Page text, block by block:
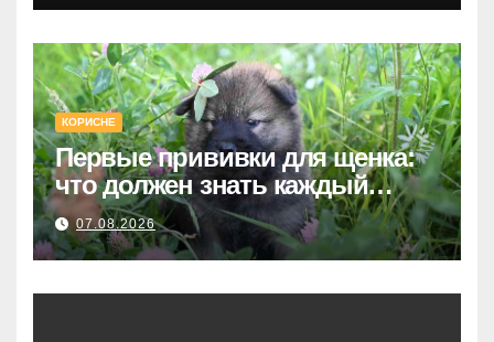
КОРИСНЕ
Первые прививки для щенка:
что должен знать каждый
хозяин
07.08.2026